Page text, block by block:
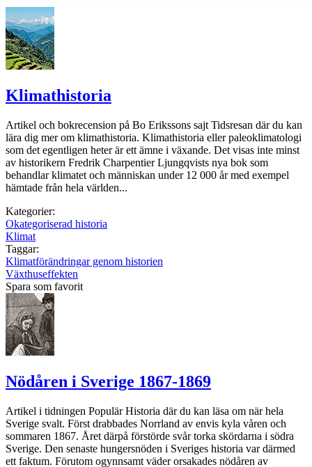
Klimathistoria
Artikel och bokrecension på Bo Erikssons sajt Tidsresan där du kan
lära dig mer om klimathistoria. Klimathistoria eller paleoklimatologi
som det egentligen heter är ett ämne i växande. Det visas inte minst
av historikern Fredrik Charpentier Ljungqvists nya bok som
behandlar klimatet och människan under 12 000 år med exempel
hämtade från hela världen...
Kategorier:
Okategoriserad historia
Klimat
Taggar:
Klimatförändringar genom historien
Växthuseffekten
Spara som favorit
Nödåren i Sverige 1867-1869
Artikel i tidningen Populär Historia där du kan läsa om när hela
Sverige svalt. Först drabbades Norrland av envis kyla våren och
sommaren 1867. Året därpå förstörde svår torka skördarna i södra
Sverige. Den senaste hungersnöden i Sveriges historia var därmed
ett faktum. Förutom ogynnsamt väder orsakades nödåren av